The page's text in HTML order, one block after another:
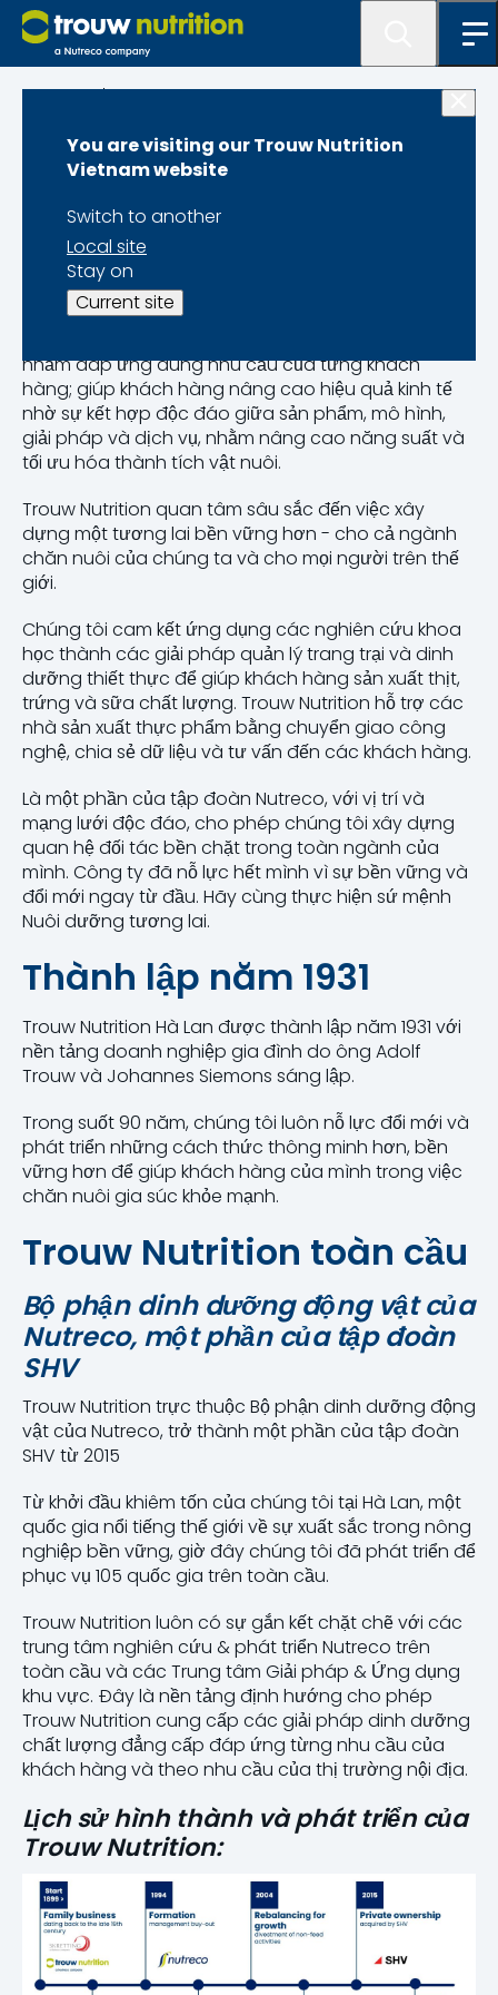
You are visiting our Trouw Nutrition
Vietnam website
Switch to another
Local site
Stay on
Current site
Trang chủ
Về Trouw Nutrition
Giới thiệu
Trouw Nutrition là tập đoàn dinh dưỡng hàng đầu
thế giới, cung cấp các giải pháp dinh dưỡng
nhằm đáp ứng đúng nhu cầu của từng khách
hàng; giúp khách hàng nâng cao hiệu quả kinh tế
nhờ sự kết hợp độc đáo giữa sản phẩm, mô hình,
giải pháp và dịch vụ, nhằm nâng cao năng suất và
tối ưu hóa thành tích vật nuôi.
Trouw Nutrition quan tâm sâu sắc đến việc xây
dựng một tương lai bền vững hơn - cho cả ngành
chăn nuôi của chúng ta và cho mọi người trên thế
giới.
Chúng tôi cam kết ứng dụng các nghiên cứu khoa
học thành các giải pháp quản lý trang trại và dinh
dưỡng thiết thực để giúp khách hàng sản xuất thịt,
trứng và sữa chất lượng. Trouw Nutrition hỗ trợ các
nhà sản xuất thực phẩm bằng chuyển giao công
nghệ, chia sẻ dữ liệu và tư vấn đến các khách hàng.
Là một phần của tập đoàn Nutreco, với vị trí và
mạng lưới độc đáo, cho phép chúng tôi xây dựng
quan hệ đối tác bền chặt trong toàn ngành của
mình. Công ty đã nỗ lực hết mình vì sự bền vững và
đổi mới ngay từ đầu. Hãy cùng thực hiện sứ mệnh
Nuôi dưỡng tương lai.
Thành lập năm 1931
Trouw Nutrition Hà Lan được thành lập năm 1931 với
nền tảng doanh nghiệp gia đình do ông Adolf
Trouw và Johannes Siemons sáng lập.
Trong suốt 90 năm, chúng tôi luôn nỗ lực đổi mới và
phát triển những cách thức thông minh hơn, bền
vững hơn để giúp khách hàng của mình trong việc
chăn nuôi gia súc khỏe mạnh.
Trouw Nutrition toàn cầu
Bộ phận dinh dưỡng động vật của
Nutreco, một phần của tập đoàn
SHV
Trouw Nutrition trực thuộc Bộ phận dinh dưỡng động
vật của Nutreco, trở thành một phần của tập đoàn
SHV từ 2015
Từ khởi đầu khiêm tốn của chúng tôi tại Hà Lan, một
quốc gia nổi tiếng thế giới về sự xuất sắc trong nông
nghiệp bền vững, giờ đây chúng tôi đã phát triển để
phục vụ 105 quốc gia trên toàn cầu.
Trouw Nutrition luôn có sự gắn kết chặt chẽ với các
trung tâm nghiên cứu & phát triển Nutreco trên
toàn cầu và các Trung tâm Giải pháp & Ứng dụng
khu vực. Đây là nền tảng định hướng cho phép
Trouw Nutrition cung cấp các giải pháp dinh dưỡng
chất lượng đẳng cấp đáp ứng từng nhu cầu của
khách hàng và theo nhu cầu của thị trường nội địa.
Lịch sử hình thành và phát triển của
Trouw Nutrition: